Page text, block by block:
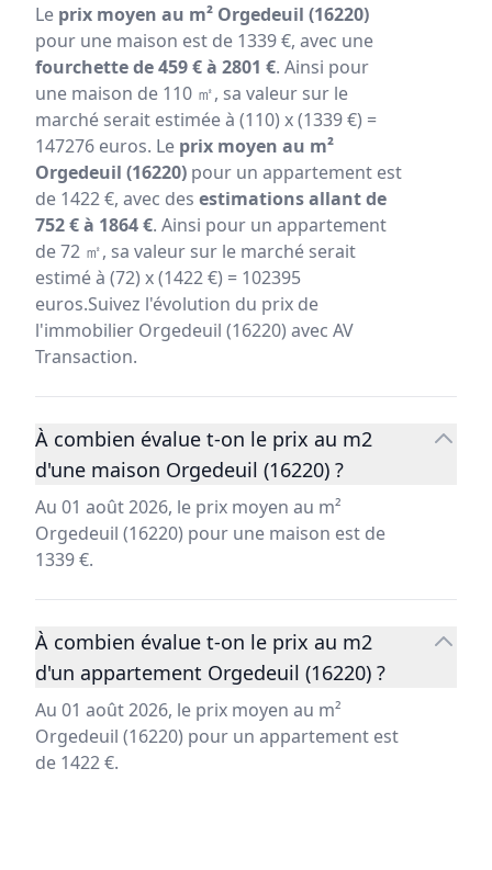
Le prix moyen au m² Orgedeuil (16220)
pour une maison est de 1339 €, avec une
fourchette de 459 € à 2801 €. Ainsi pour
une maison de 110 ㎡, sa valeur sur le
marché serait estimée à (110) x (1339 €) =
147276 euros. Le prix moyen au m²
Orgedeuil (16220) pour un appartement est
de 1422 €, avec des estimations allant de
752 € à 1864 €. Ainsi pour un appartement
de 72 ㎡, sa valeur sur le marché serait
estimé à (72) x (1422 €) = 102395
euros.Suivez l'évolution du prix de
l'immobilier Orgedeuil (16220) avec AV
Transaction.
À combien évalue t-on le prix au m2
d'une maison Orgedeuil (16220) ?
Au 01 août 2026, le prix moyen au m²
Orgedeuil (16220) pour une maison est de
1339 €.
À combien évalue t-on le prix au m2
d'un appartement Orgedeuil (16220) ?
Au 01 août 2026, le prix moyen au m²
Orgedeuil (16220) pour un appartement est
de 1422 €.